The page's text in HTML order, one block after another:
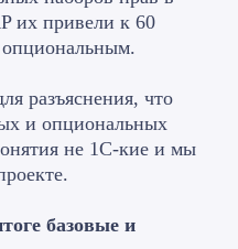
их привели к 60
разъяснения, что
и опциональных
не 1С-кие и мы
базовые и